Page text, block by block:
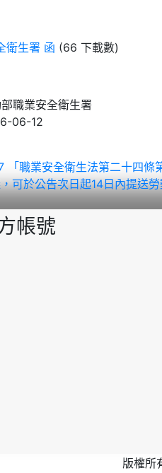
生署 函 (66 下載數)
職業安全衛生署
06-12
「職業安全衛生法第二十四
可於公告次日起14日內提送
帳號
版權所